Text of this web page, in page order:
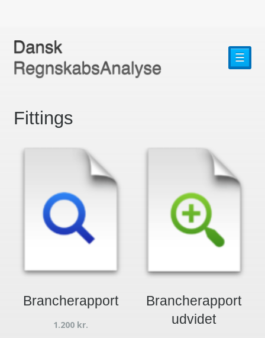
☰
Fittings
Brancherapport
1.200 kr.
Brancherapport
udvidet